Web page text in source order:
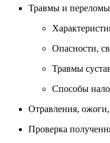
Травмы и переломы
Опасности,
Травмы
Способы
Отравления,
Проверка